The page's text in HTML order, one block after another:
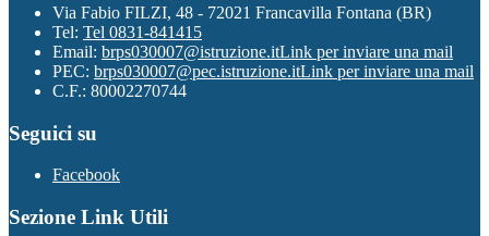
Via Fabio FILZI, 48 - 72021 Francavilla Fontana (BR)
Tel: Tel 0831-841415
Email: brps030007@istruzione.itLink per inviare una mail
PEC: brps030007@pec.istruzione.itLink per inviare una mail
C.F.: 80002270744
Seguici su
Facebook
Sezione Link Utili